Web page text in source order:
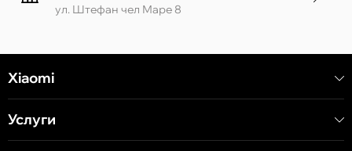
ул. Штефан чел Маре 8
Xiaomi
Услуги